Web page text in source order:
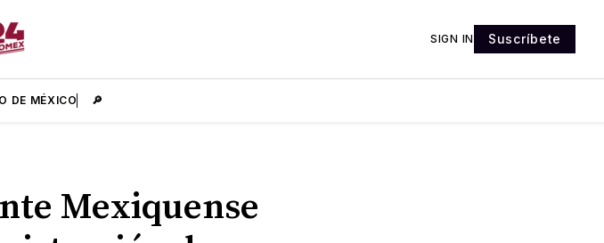
SIGN IN Suscríbete
DE MÉXICO 🔎
Mexiquense